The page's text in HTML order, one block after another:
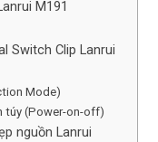
M191
Switch Clip Lanrui
Mode)
túy (Power-on-off)
nguồn Lanrui